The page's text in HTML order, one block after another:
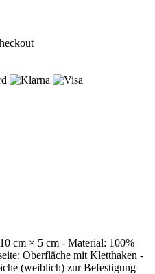
cm × 5 cm - Material: 100%
Oberfläche mit Kletthaken -
(weiblich) zur Befestigung